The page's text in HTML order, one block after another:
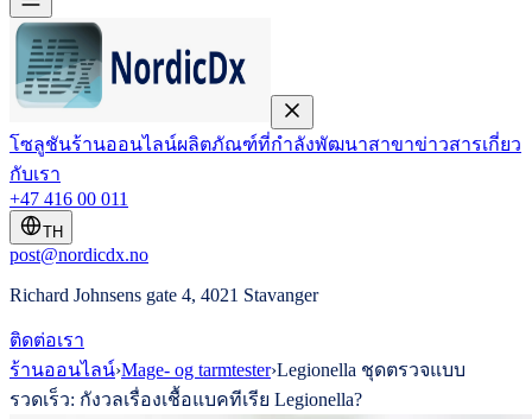
โซลูชันร้านออนไลน์ผลิตภัณฑ์ที่กำลังพัฒนาสาขาข่าวสารเกี่ยว
กับเรา
+47 416 00 011
TH
post@nordicdx.no
Richard Johnsens gate 4, 4021 Stavanger
ติดต่อเรา
ร้านออนไลน์›Mage- og tarmtester›Legionella ชุดตรวจแบบ
รวดเร็ว: กังวลเรื่องเชื้อแบคทีเรีย Legionella?